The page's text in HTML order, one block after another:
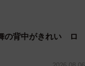
の背中がきれい ロ